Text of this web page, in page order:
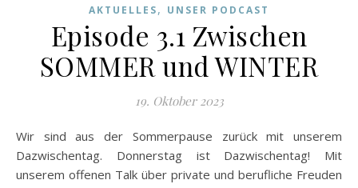
AKTUELLES, UNSER PODCAST
Episode 3.1 Zwischen
SOMMER und WINTER
19. Oktober 2023
Wir sind aus der Sommerpause zurück mit unserem
Dazwischentag. Donnerstag ist Dazwischentag! Mit
unserem offenen Talk über private und berufliche Freuden